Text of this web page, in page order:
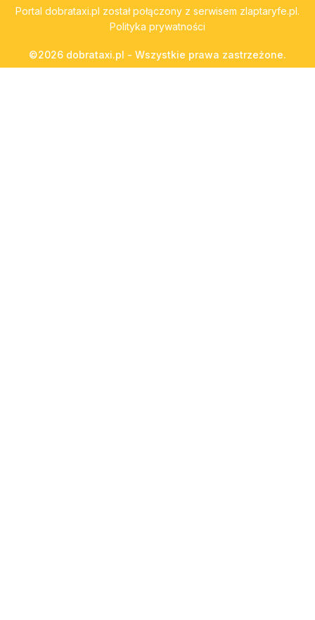
Portal dobrataxi.pl został połączony z serwisem zlaptaryfe.pl.
Polityka prywatności
©2026 dobrataxi.pl - Wszystkie prawa zastrzeżone.